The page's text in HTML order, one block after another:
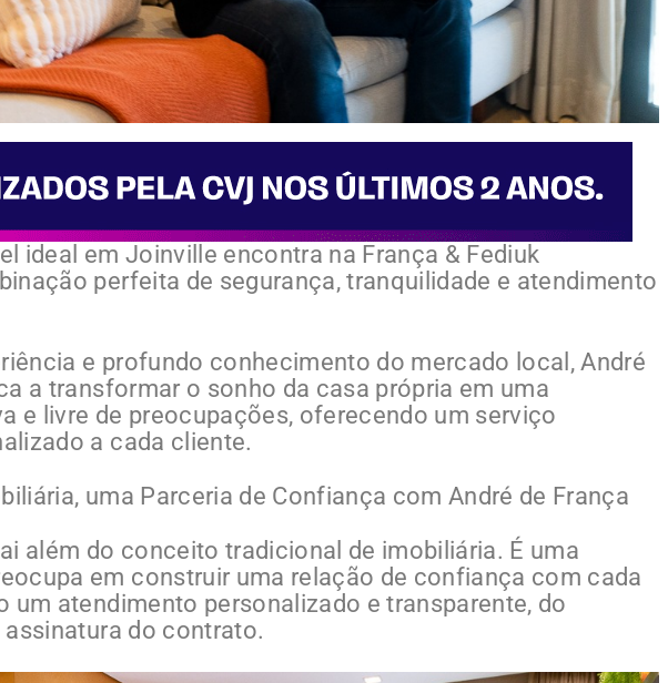
ideal em Joinville encontra na França & Fediuk
perfeita de segurança, tranquilidade e atendimento
e profundo conhecimento do mercado local, André
a transformar o sonho da casa própria em uma
e livre de preocupações, oferecendo um serviço
a cada cliente.
uma Parceria de Confiança com André de França
além do conceito tradicional de imobiliária. É uma
em construir uma relação de confiança com cada
um atendimento personalizado e transparente, do
do contrato.